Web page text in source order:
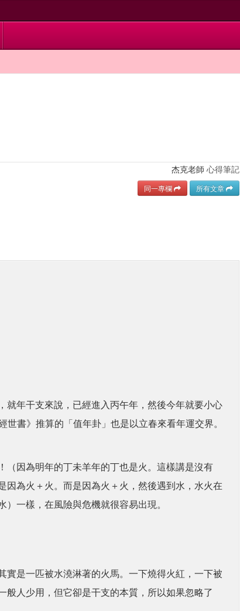
杰克老師 心得筆記
同一專欄 所有文章
年干支來說，已經進入丙午年，然後今年就要小心
書》推算的「值年卦」也是以立春來看年運交界。
因為明年的丁未羊年的丁也是火。這樣講是沒有
為火＋火。而是因為火＋火，然後遇到水，水火在
一樣，在風險與危機就很容易出現。
是一匹被水澆淋著的火馬。一下燒得火紅，一下被
人少用，但它卻是干支的本質，所以如果忽略了